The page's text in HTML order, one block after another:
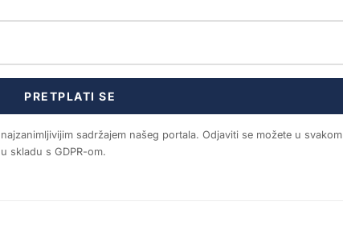
PRETPLATI SE
sadržajem našeg portala. Odjaviti se možete u svakom
skladu s GDPR-om.